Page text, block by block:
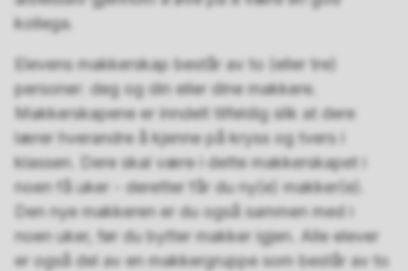
kollega.
Elevens makkerskap består av to (eller tre)
personer: deg og din eller dine makkere.
Makkerskapene er inndelt tilfeldig slik at dere
lærer hverandre å kjenne på kryss og tvers i
klassen. Dere skal være i dette makkerskapet i
noen få uker - deretter får du ny(e) makker(e).
Den nye makkeren er du også sammen med i
noen uker, før du bytter makker igjen. Alle elever
er også del av en makkergruppe som består av to